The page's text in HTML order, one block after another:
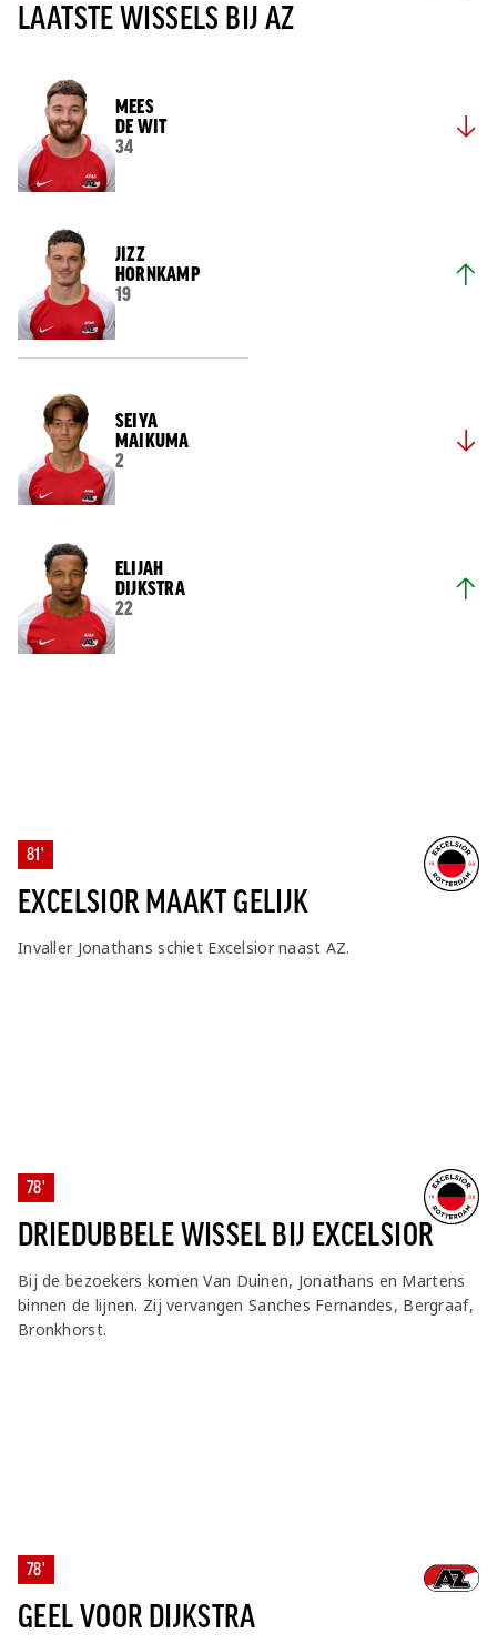
LAATSTE WISSELS BIJ AZ
MEES
DE WIT
34
JIZZ
HORNKAMP
19
SEIYA
MAIKUMA
2
ELIJAH
DIJKSTRA
22
81'
EXCELSIOR MAAKT GELIJK
Invaller Jonathans schiet Excelsior naast AZ.
78'
DRIEDUBBELE WISSEL BIJ EXCELSIOR
Bij de bezoekers komen Van Duinen, Jonathans en Martens
binnen de lijnen. Zij vervangen Sanches Fernandes, Bergraaf,
Bronkhorst.
78'
GEEL VOOR DIJKSTRA